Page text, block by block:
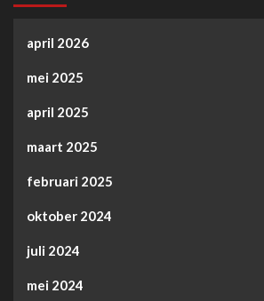
april 2026
mei 2025
april 2025
maart 2025
februari 2025
oktober 2024
juli 2024
mei 2024